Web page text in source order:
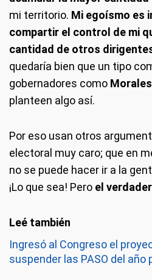
mi territorio. Mi egoísmo es
compartir el control de mi
cantidad de otros
quedaría bien que un tipo
gobernadores como
planteen algo así.
Por eso usan otros
electoral muy caro; que en
no se puede hacer ir a la
¡Lo que sea! Pero el
Ingresó al Congreso el
suspender las PASO del año